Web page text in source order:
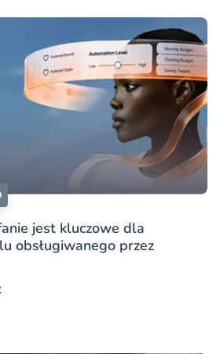
jest kluczowe dla
obsługiwanego przez